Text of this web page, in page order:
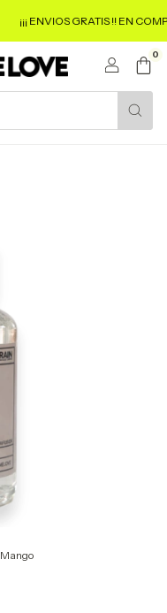
¡¡¡ ENVIOS GRATIS !! EN
0
Mango